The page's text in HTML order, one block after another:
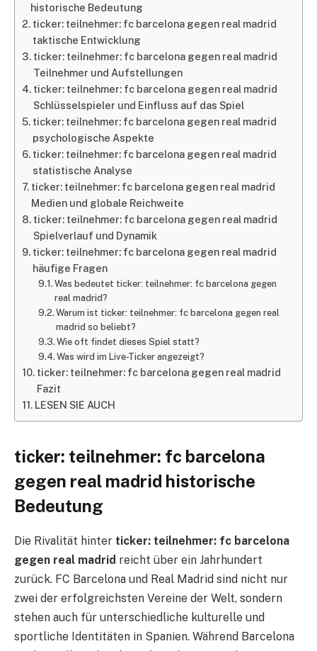
historische Bedeutung
ticker: teilnehmer: fc barcelona gegen real madrid
taktische Entwicklung
ticker: teilnehmer: fc barcelona gegen real madrid
Teilnehmer und Aufstellungen
ticker: teilnehmer: fc barcelona gegen real madrid
Schlüsselspieler und Einfluss auf das Spiel
ticker: teilnehmer: fc barcelona gegen real madrid
psychologische Aspekte
ticker: teilnehmer: fc barcelona gegen real madrid
statistische Analyse
ticker: teilnehmer: fc barcelona gegen real madrid
Medien und globale Reichweite
ticker: teilnehmer: fc barcelona gegen real madrid
Spielverlauf und Dynamik
ticker: teilnehmer: fc barcelona gegen real madrid
häufige Fragen
Was bedeutet ticker: teilnehmer: fc barcelona gegen
real madrid?
Warum ist ticker: teilnehmer: fc barcelona gegen real
madrid so beliebt?
Wie oft findet dieses Spiel statt?
Was wird im Live-Ticker angezeigt?
ticker: teilnehmer: fc barcelona gegen real madrid
Fazit
LESEN SIE AUCH
ticker: teilnehmer: fc barcelona
gegen real madrid historische
Bedeutung
Die Rivalität hinter ticker: teilnehmer: fc barcelona
gegen real madrid reicht über ein Jahrhundert
zurück. FC Barcelona und Real Madrid sind nicht nur
zwei der erfolgreichsten Vereine der Welt, sondern
stehen auch für unterschiedliche kulturelle und
sportliche Identitäten in Spanien. Während Barcelona